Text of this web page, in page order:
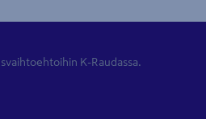
K-Raudassa.